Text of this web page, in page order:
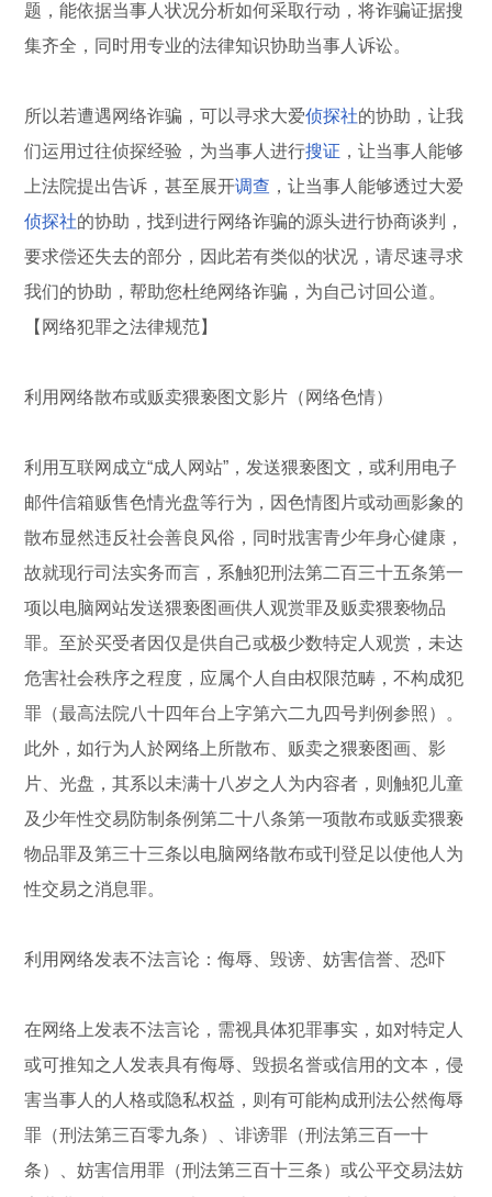
题，能依据当事人状况分析如何采取行动，将诈骗证据搜
集齐全，同时用专业的法律知识协助当事人诉讼。
所以若遭遇网络诈骗，可以寻求大爱侦探社的协助，让我
们运用过往侦探经验，为当事人进行搜证 ，让当事人能够
上法院提出告诉，甚至展开调查 ，让当事人能够透过大爱
侦探社的协助，找到进行网络诈骗的源头进行协商谈判，
要求偿还失去的部分，因此若有类似的状况，请尽速寻求
我们的协助，帮助您杜绝网络诈骗，为自己讨回公道。
【网络犯罪之法律规范】
利用网络散布或贩卖猥亵图文影片（网络色情）
利用互联网成立“成人网站”，发送猥亵图文，或利用电子
邮件信箱贩售色情光盘等行为，因色情图片或动画影象的
散布显然违反社会善良风俗，同时戕害青少年身心健康，
故就现行司法实务而言，系触犯刑法第二百三十五条第一
项以电脑网站发送猥亵图画供人观赏罪及贩卖猥亵物品
罪。至於买受者因仅是供自己或极少数特定人观赏，未达
危害社会秩序之程度，应属个人自由权限范畴，不构成犯
罪（最高法院八十四年台上字第六二九四号判例参照）。
此外，如行为人於网络上所散布、贩卖之猥亵图画、影
片、光盘，其系以未满十八岁之人为内容者，则触犯儿童
及少年性交易防制条例第二十八条第一项散布或贩卖猥亵
物品罪及第三十三条以电脑网络散布或刊登足以使他人为
性交易之消息罪。
利用网络发表不法言论：侮辱、毁谤、妨害信誉、恐吓
在网络上发表不法言论，需视具体犯罪事实，如对特定人
或可推知之人发表具有侮辱、毁损名誉或信用的文本，侵
害当事人的人格或隐私权益，则有可能构成刑法公然侮辱
罪（刑法第三百零九条）、诽谤罪（刑法第三百一十
条）、妨害信用罪（刑法第三百十三条）或公平交易法妨